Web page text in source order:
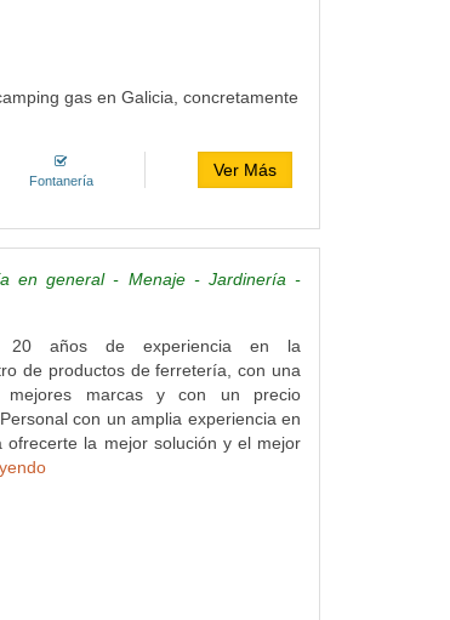
gas en Galicia, concretamente
Fontanería
Ver Más
en general - Menaje - Jardinería -
20 años de experiencia en la
de productos de ferretería, con una
mejores marcas y con un precio
con un amplia experiencia en
ofrecerte la mejor solución y el mejor